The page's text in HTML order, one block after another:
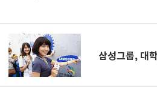
삼성그룹, 대